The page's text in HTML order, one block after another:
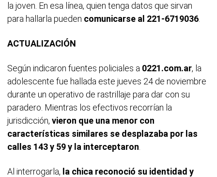
la joven. En esa línea, quien tenga datos que sirvan
para hallarla pueden comunicarse al 221-6719036
ACTUALIZACIÓN
Según indicaron fuentes policiales a 0221.com.ar, la
adolescente fue hallada este jueves 24 de noviembre
durante un operativo de rastrillaje para dar con su
paradero. Mientras los efectivos recorrían la
jurisdicción, vieron que una menor con
características similares se desplazaba por las
calles 143 y 59 y la interceptaron
Al interrogarla, la chica reconoció su identidad y